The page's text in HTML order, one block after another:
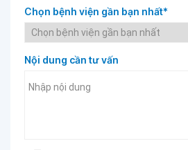
Chọn bệnh viện gần bạn nhất*
Nội dung cần tư vấn